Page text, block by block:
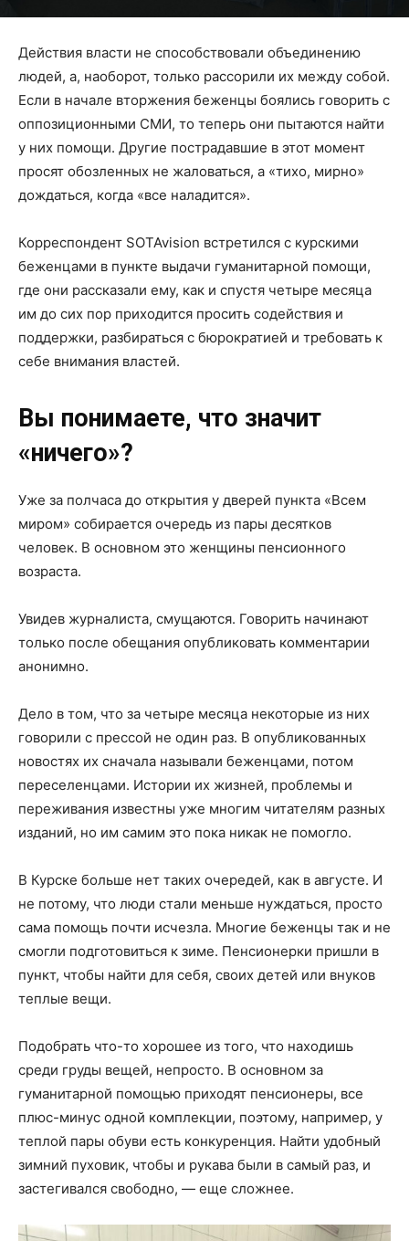
Действия власти не способствовали объединению
людей, а, наоборот, только рассорили их между собой.
Если в начале вторжения беженцы боялись говорить с
оппозиционными СМИ, то теперь они пытаются найти
у них помощи. Другие пострадавшие в этот момент
просят обозленных не жаловаться, а «тихо, мирно»
дождаться, когда «все наладится».
Корреспондент SOTAvision встретился с курскими
беженцами в пункте выдачи гуманитарной помощи,
где они рассказали ему, как и спустя четыре месяца
им до сих пор приходится просить содействия и
поддержки, разбираться с бюрократией и требовать к
себе внимания властей.
Вы понимаете, что значит
«ничего»?
Уже за полчаса до открытия у дверей пункта «Всем
миром» собирается очередь из пары десятков
человек. В основном это женщины пенсионного
возраста.
Увидев журналиста, смущаются. Говорить начинают
только после обещания опубликовать комментарии
анонимно.
Дело в том, что за четыре месяца некоторые из них
говорили с прессой не один раз. В опубликованных
новостях их сначала называли беженцами, потом
переселенцами. Истории их жизней, проблемы и
переживания известны уже многим читателям разных
изданий, но им самим это пока никак не помогло.
В Курске больше нет таких очередей, как в августе. И
не потому, что люди стали меньше нуждаться, просто
сама помощь почти исчезла. Многие беженцы так и не
смогли подготовиться к зиме. Пенсионерки пришли в
пункт, чтобы найти для себя, своих детей или внуков
теплые вещи.
Подобрать что-то хорошее из того, что находишь
среди груды вещей, непросто. В основном за
гуманитарной помощью приходят пенсионеры, все
плюс-минус одной комплекции, поэтому, например, у
теплой пары обуви есть конкуренция. Найти удобный
зимний пуховик, чтобы и рукава были в самый раз, и
застегивался свободно, — еще сложнее.